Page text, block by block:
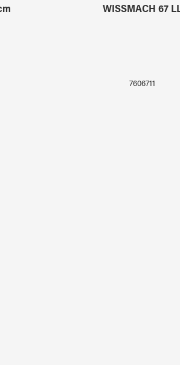
WISSMACH 67
7606711